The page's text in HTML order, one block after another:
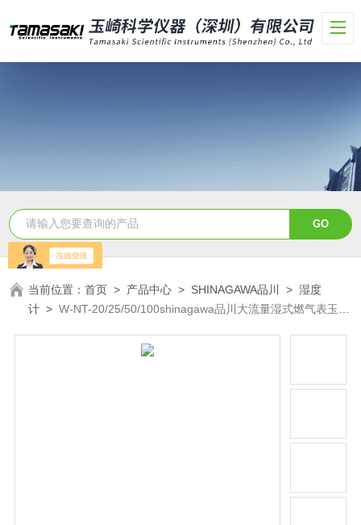
当前位置：首页 > 产品中心 > SHINAGAWA品川 >湿度
计 >W-NT-20/25/50/100shinagawa品川大流量湿式燃气表玉科